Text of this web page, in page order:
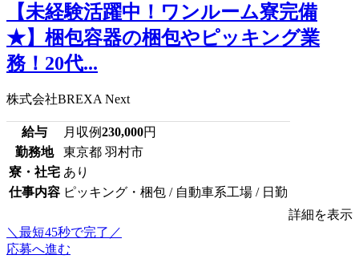
【未経験活躍中！ワンルーム寮完備
★】梱包容器の梱包やピッキング業
務！20代...
株式会社BREXA Next
給与 月収例230,000円
勤務地
東京都 羽村市
寮・社宅 あり
仕事内容 ピッキング・梱包 / 自動車系工場 / 日勤
詳細を表示
＼最短45秒で完了／
応募へ進む